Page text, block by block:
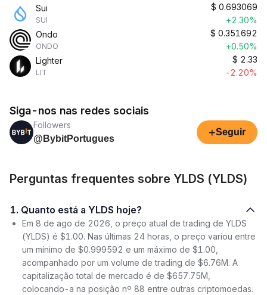
Sui
SUI
$ 0.693069
+2.30%
Ondo
ONDO
$ 0.351692
+0.50%
Lighter
LIT
$ 2.33
-2.20%
Siga-nos nas redes sociais
Followers
@BybitPortugues
+Seguir
Perguntas frequentes sobre YLDS (YLDS)
1. Quanto está a YLDS hoje?
Em 8 de ago de 2026, o preço atual de trading de YLDS
(YLDS) é $1.00. Nas últimas 24 horas, o preço variou entre
um mínimo de $0.999592 e um máximo de $1.00,
acompanhado por um volume de trading de $6.76M. A
capitalização total de mercado é de $657.75M,
colocando-a na posição nº 88 entre outras criptomoedas.